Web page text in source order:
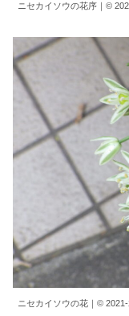
ニセカイソウの花序｜©
ニセカイソウの花｜©